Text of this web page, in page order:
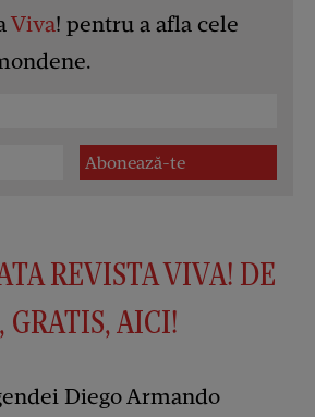
Viva! pentru a afla cele
REVISTA VIVA! DE
AICI!
Diego Armando